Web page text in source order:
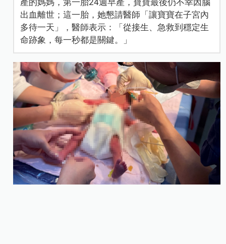
出血離世；這一胎，她懇請醫師「讓寶寶在子宮內
多待一天」，醫師表示：「從接生、急救到穩定生
命跡象，每一秒都是關鍵。」